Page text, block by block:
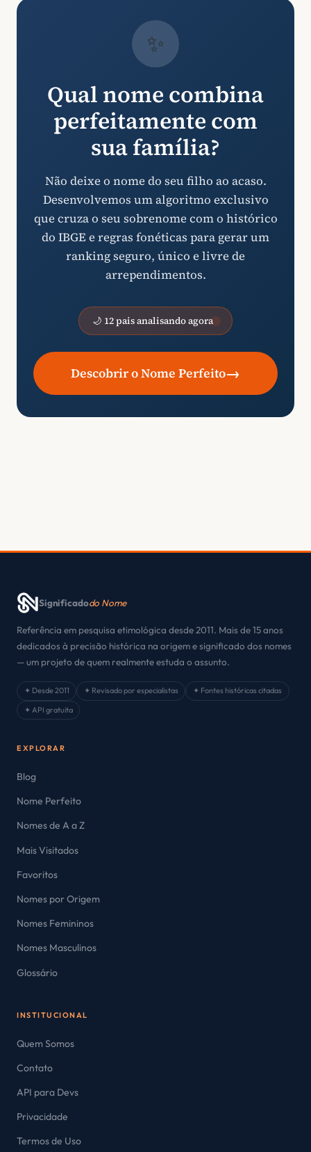
✨
Qual nome combina
perfeitamente com
sua família?
Não deixe o nome do seu filho ao acaso.
Desenvolvemos um algoritmo exclusivo
que cruza o seu sobrenome com o histórico
do IBGE e regras fonéticas para gerar um
ranking seguro, único e livre de
arrependimentos.
🌙 12 pais analisando agora
Descobrir o Nome Perfeito→
Significadodo Nome
Referência em pesquisa etimológica desde 2011. Mais de 15 anos
dedicados à precisão histórica na origem e significado dos nomes
— um projeto de quem realmente estuda o assunto.
✦ Desde 2011 ✦ Revisado por especialistas
✦ Fontes históricas citadas
✦ API gratuita
EXPLORAR
Blog
Nome Perfeito
Nomes de A a Z
Mais Visitados
Favoritos
Nomes por Origem
Nomes Femininos
Nomes Masculinos
Glossário
INSTITUCIONAL
Quem Somos
Contato
API para Devs
Privacidade
Termos de Uso